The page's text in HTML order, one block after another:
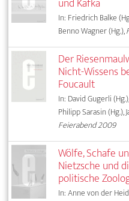
In: Friedrich Balke
Benno Wagner (Hg.),
Der
Nicht-Wissens
Foucault
In: David Gugerli
Philipp Sarasin (Hg.),
Feierabend 2009
Wölfe, Schafe
Nietzsche und
politische
In: Anne von der